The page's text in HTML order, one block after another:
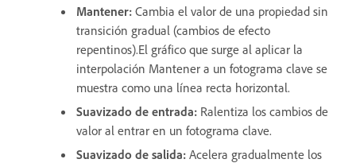
Mantener: Cambia el valor de una propiedad sin
transición gradual (cambios de efecto
repentinos).El gráfico que surge al aplicar la
interpolación Mantener a un fotograma clave se
muestra como una línea recta horizontal.
Suavizado de entrada: Ralentiza los cambios de
valor al entrar en un fotograma clave.
Suavizado de salida: Acelera gradualmente los